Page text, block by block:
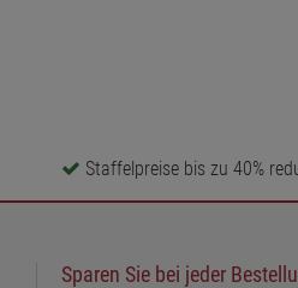
Staffelpreise bis zu 40%
Sparen Sie bei jeder